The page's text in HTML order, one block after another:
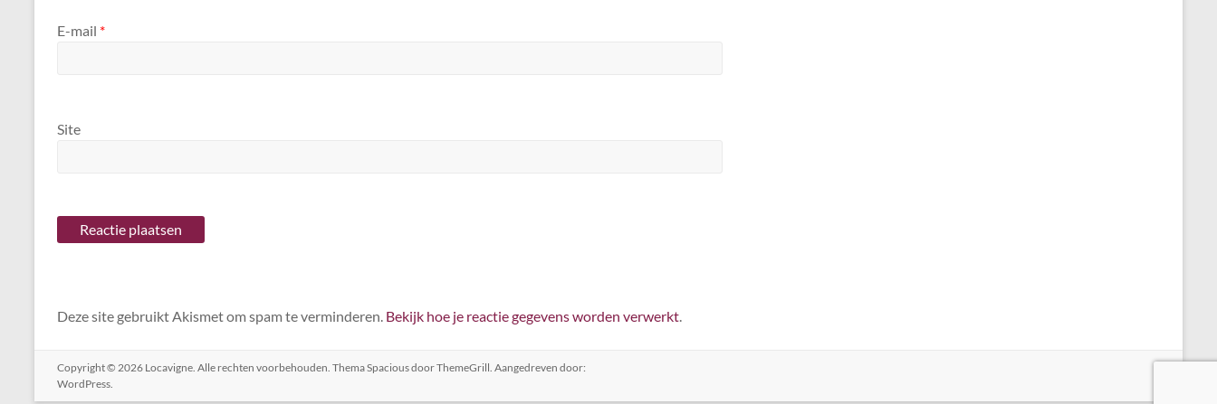
E-mail *
Site
Deze site gebruikt Akismet om spam te verminderen. Bekijk hoe je reactie gegevens worden verwerkt
Copyright © 2026 Locavigne . Alle rechten voorbehouden. ThemaSpaciousdoor ThemeGrill. Aangedreven door:
WordPress